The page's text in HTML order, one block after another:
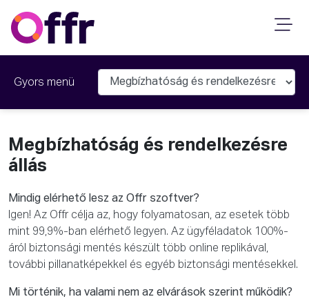
Gyors menü
Megbízhatóság és rendelkezésre
állás
Mindig elérhető lesz az Offr szoftver?
Igen! Az Offr célja az, hogy folyamatosan, az esetek több
mint 99,9%-ban elérhető legyen. Az ügyféladatok 100%-
áról biztonsági mentés készült több online replikával,
további pillanatképekkel és egyéb biztonsági mentésekkel.
Mi történik, ha valami nem az elvárások szerint működik?